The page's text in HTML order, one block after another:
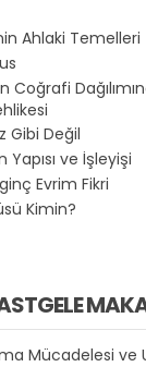
Ahlaki Temelleri
Coğrafi
Gibi Değil
ve İşleyişi
Evrim Fikri
Kimin?
Mücadelesi ve